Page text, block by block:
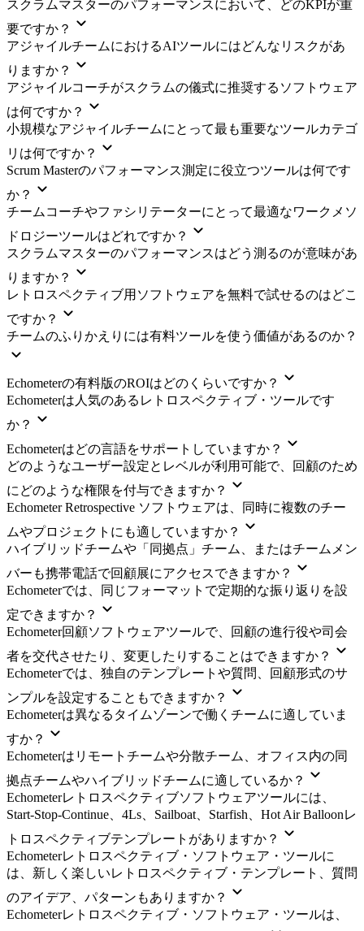
スクラムマスターのパフォーマンスにおいて、どのKPIが重
要ですか？
アジャイルチームにおけるAIツールにはどんなリスクがあ
りますか？
アジャイルコーチがスクラムの儀式に推奨するソフトウェア
は何ですか？
小規模なアジャイルチームにとって最も重要なツールカテゴ
リは何ですか？
Scrum Masterのパフォーマンス測定に役立つツールは何です
か？
チームコーチやファシリテーターにとって最適なワークメソ
ドロジーツールはどれですか？
スクラムマスターのパフォーマンスはどう測るのが意味があ
りますか？
レトロスペクティブ用ソフトウェアを無料で試せるのはどこ
ですか？
チームのふりかえりには有料ツールを使う価値があるのか？
Echometerの有料版のROIはどのくらいですか？
Echometerは人気のあるレトロスペクティブ・ツールです
か？
Echometerはどの言語をサポートしていますか？
どのようなユーザー設定とレベルが利用可能で、回顧のため
にどのような権限を付与できますか？
Echometer Retrospective ソフトウェアは、同時に複数のチー
ムやプロジェクトにも適していますか？
ハイブリッドチームや「同拠点」チーム、またはチームメン
バーも携帯電話で回顧展にアクセスできますか？
Echometerでは、同じフォーマットで定期的な振り返りを設
定できますか？
Echometer回顧ソフトウェアツールで、回顧の進行役や司会
者を交代させたり、変更したりすることはできますか？
Echometerでは、独自のテンプレートや質問、回顧形式のサ
ンプルを設定することもできますか？
Echometerは異なるタイムゾーンで働くチームに適していま
すか？
Echometerはリモートチームや分散チーム、オフィス内の同
拠点チームやハイブリッドチームに適しているか？
Echometerレトロスペクティブソフトウェアツールには、
Start-Stop-Continue、4Ls、Sailboat、Starfish、Hot Air Balloonレ
トロスペクティブテンプレートがありますか？
Echometerレトロスペクティブ・ソフトウェア・ツールに
は、新しく楽しいレトロスペクティブ・テンプレート、質問
のアイデア、パターンもありますか？
Echometerレトロスペクティブ・ソフトウェア・ツールは、